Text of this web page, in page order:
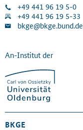
+49 441 96 19 5-0
+49 441 96 19 5-33
bkge@bkge.bund.de
An-Institut der
BKGE